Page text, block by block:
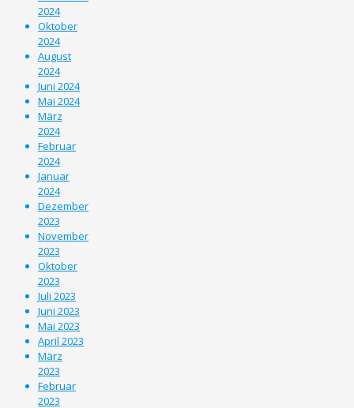
2024
Oktober
2024
August
2024
Juni 2024
Mai 2024
März
2024
Februar
2024
Januar
2024
Dezember
2023
November
2023
Oktober
2023
Juli 2023
Juni 2023
Mai 2023
April 2023
März
2023
Februar
2023